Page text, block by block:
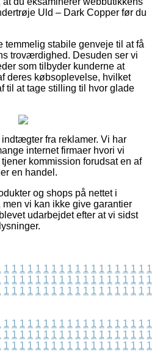
Uld – Dark Copper før du
temmelig stabile genveje til at få
troværdighed. Desuden ser vi
som tilbyder kunderne at
deres købsoplevelse, hvilket
til at tage stilling til hvor glade
fra reklamer. Vi har
internet firmaer hvori vi
kommission forudsat en af
en handel.
og shops på nettet i
men vi kan ikke give garantier
udarbejdet efter at vi sidst
1 1 1 1 1 1 1 1 1 1 1 1 1 1 1 1 1 1 1
1 1 1 1 1 1 1 1 1 1 1 1 1 1 1 1 1 1 1
1 1 1 1 1 1 1 1 1 1 1 1 1 1 1 1 1 1 1
1 1 1 1 1 1 1 1 1 1 1 1 1 1 1 1 1 1 1
1 1 1 1 1 1 1 1 1 1 1 1 1 1 1 1 1 1 1
1 1 1 1 1 1 1 1 1 1 1 1 1 1 1 1 1 1 1